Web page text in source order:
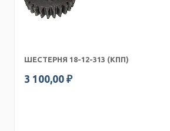
ШЕСТЕРНЯ 18-12-313 (КПП)
3 100,00 ₽